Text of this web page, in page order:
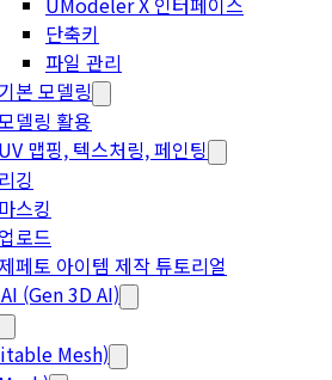
단축키
파일 관리
기본 모델링
델링 활용
UV 맵핑, 텍스처링, 페인팅
리깅
마스킹
업로드
페토 아이템 제작 튜토리얼
(Gen 3D AI)
Mesh)